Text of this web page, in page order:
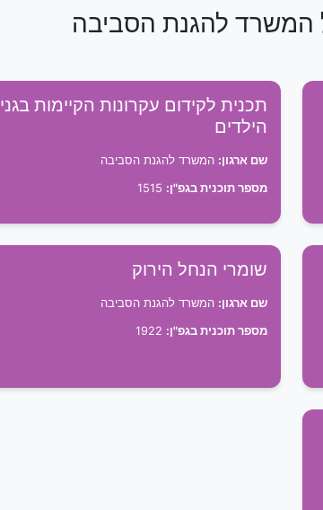
המשרד להגנת הסביבה
תכנית לקידום עקרונות הקיימות בגני
הילדים
שם ארגון: המשרד להגנת הסביבה
מספר תוכנית בגפ"ן:
שומרי הנחל הירוק
שם ארגון: המשרד להגנת הסביבה
מספר תוכנית בגפ"ן: